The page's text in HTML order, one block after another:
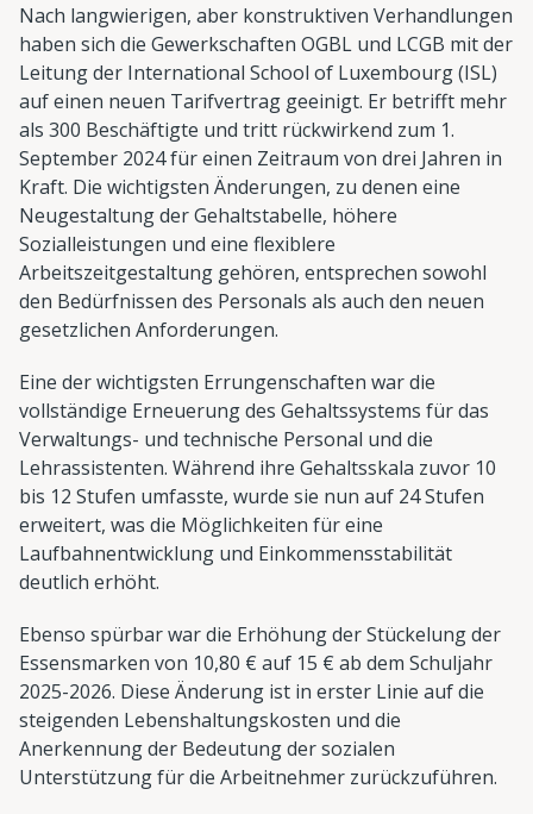
Nach langwierigen, aber konstruktiven Verhandlungen
haben sich die Gewerkschaften OGBL und LCGB mit der
Leitung der International School of Luxembourg (ISL)
auf einen neuen Tarifvertrag geeinigt. Er betrifft mehr
als 300 Beschäftigte und tritt rückwirkend zum 1.
September 2024 für einen Zeitraum von drei Jahren in
Kraft. Die wichtigsten Änderungen, zu denen eine
Neugestaltung der Gehaltstabelle, höhere
Sozialleistungen und eine flexiblere
Arbeitszeitgestaltung gehören, entsprechen sowohl
den Bedürfnissen des Personals als auch den neuen
gesetzlichen Anforderungen.
Eine der wichtigsten Errungenschaften war die
vollständige Erneuerung des Gehaltssystems für das
Verwaltungs- und technische Personal und die
Lehrassistenten. Während ihre Gehaltsskala zuvor 10
bis 12 Stufen umfasste, wurde sie nun auf 24 Stufen
erweitert, was die Möglichkeiten für eine
Laufbahnentwicklung und Einkommensstabilität
deutlich erhöht.
Ebenso spürbar war die Erhöhung der Stückelung der
Essensmarken von 10,80 € auf 15 € ab dem Schuljahr
2025-2026. Diese Änderung ist in erster Linie auf die
steigenden Lebenshaltungskosten und die
Anerkennung der Bedeutung der sozialen
Unterstützung für die Arbeitnehmer zurückzuführen.